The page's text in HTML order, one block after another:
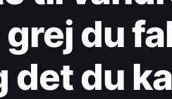
du
det du